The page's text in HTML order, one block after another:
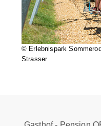
© Erlebnispark
Strasser